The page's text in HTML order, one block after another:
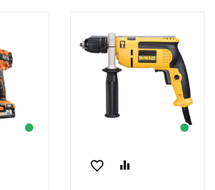
favorite_border equalizer